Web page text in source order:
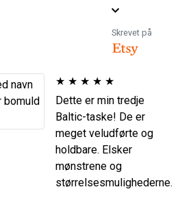
Skrevet på
★ ★ ★ ★ ★
Dette er min tredje
Baltic-taske! De er
meget veludførte og
holdbare. Elsker
mønstrene og
størrelsesmulighederne.